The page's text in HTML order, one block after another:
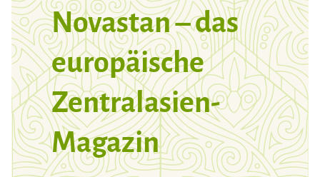
Novastan – das
europäische
Zentralasien-
Magazin